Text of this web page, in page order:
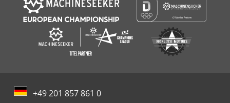
+49 201 857 861 0